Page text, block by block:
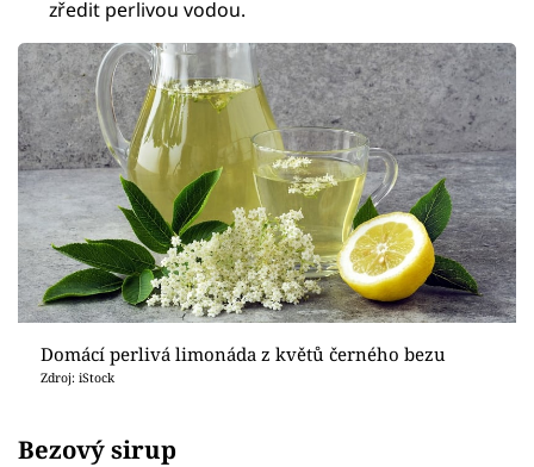
zředit perlivou vodou.
Domácí perlivá limonáda z květů černého bezu
Zdroj: iStock
Bezový sirup